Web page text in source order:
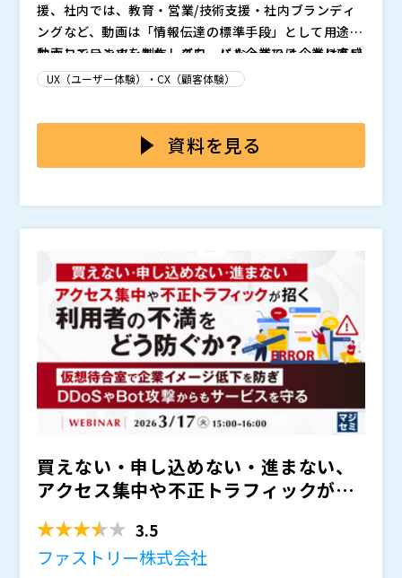
援、社内では、教育・営業/技術支援・社内ブランディ
ングなど、動画は「情報伝達の標準手段」として用途が
拡大しています。また、グローバル企業では、より直感
的に伝わる動画をハブとして国内外の拠点へ統一した情
向けた動画コンテンツ自体は保有・提供しているのに
「そもそも見てくれていない」「必要な人に必要な動画
いくほどに、その活用や効果測定に課題も生じていま
す。
動画コンテンツを制作しても、 になっている企業は多い
のではないでしょうか。例えば、増えていく動画を社内
わたって制限が出てしまいます。結果として
況が分からないまま、利活用も改善も進みません。さら
一ルールを整備できず、といった状況も招いてしまいま
す。
た上で、動画の配信、録画・編集、視聴分析など、
紹介します。 情報伝達力に優れた動画は、運用管理次
す。セミナーでは、詳細な管理機能をはじめ、社外・社
内に向けたやの他、など、動画資産の価値をさらに引き
出して利用者の満足度を高める機能や、活用事例もご紹
介します。 動画をにせず、ナレッジ化を進めて積極的
な活用をしたいと考えている方にお勧めのセミナーで
す。是非、ご参加ください。
株式会社オープンソース活用研究所（）
マジセミ株式会社（）
※共催、協賛、協力、講演企業は将来的に追加、削除さ
れる可能性があります。
UX（ユーザー体験）・CX（顧客体験）
資料を見る
買えない・申し込めない・進まない、
アクセス集中や不正トラフィックが招
3.5
ファストリー株式会社